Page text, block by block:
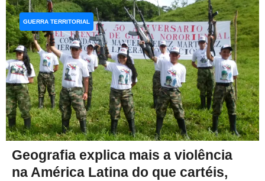
Geografia explica mais a violência
na América Latina do que cartéis,
GUERRA TERRITORIAL